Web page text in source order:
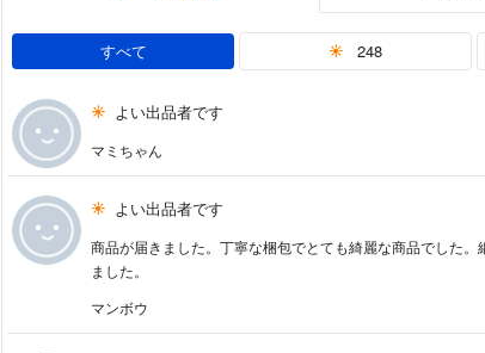
すべて 248
よい出品者です
マミちゃん
よい出品者です
商品が届きました。丁寧な梱包でとても綺麗な商品でした
ました。
マンボウ